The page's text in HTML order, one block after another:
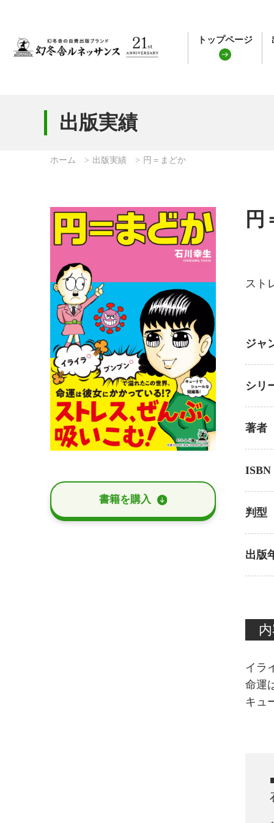
トップページ
出版実績
ホーム 出版実績 円＝まどか
書籍を購⼊
円
スト
ジャ
シリ
著者
ISBN
判型
出版
イラ
命運
キュ